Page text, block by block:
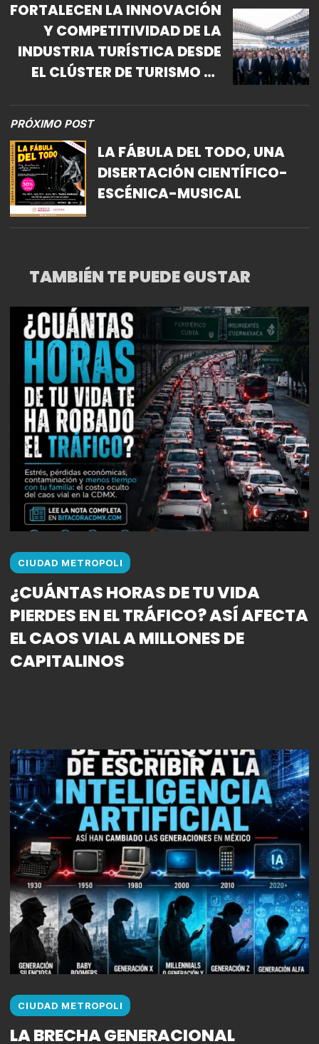
FORTALECEN LA INNOVACIÓN
Y COMPETITIVIDAD DE LA
INDUSTRIA TURÍSTICA DESDE
EL CLÚSTER DE TURISMO DE
PRÓXIMO POST
LA FÁBULA DEL TODO, UNA
DISERTACIÓN CIENTÍFICO-
ESCÉNICA-MUSICAL
TAMBIÉN TE PUEDE GUSTAR
CIUDAD METROPOLI
¿CUÁNTAS HORAS DE TU VIDA
PIERDES EN EL TRÁFICO? ASÍ AFECTA
EL CAOS VIAL A MILLONES DE
CAPITALINOS
CIUDAD METROPOLI
LA BRECHA GENERACIONAL